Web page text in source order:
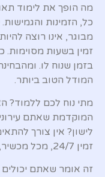
מה הופך את לימוד
כל, הזמינות
מבוגר, אינו רוצה
זמין בשעות מסוימות.
בזמן שנוח לו.
המודל הטוב ביותר.
מתי נוח לכם ללמוד?
המוקדמת שאתם
לישון? אין צורך
זמין 24/7, מכל מכשיר, בין אם זה טלפון, טאבלט או מחשב.
זה אומר שאתם